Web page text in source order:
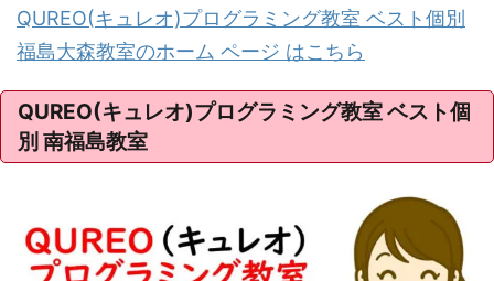
QUREO(キュレオ)プログラミング教室 ベスト個別
福島大森教室のホーム ページ はこちら
QUREO(キュレオ)プログラミング教室 ベスト個
別 南福島教室